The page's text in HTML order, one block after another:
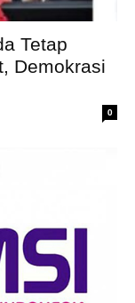
Tetap
Demokrasi
0